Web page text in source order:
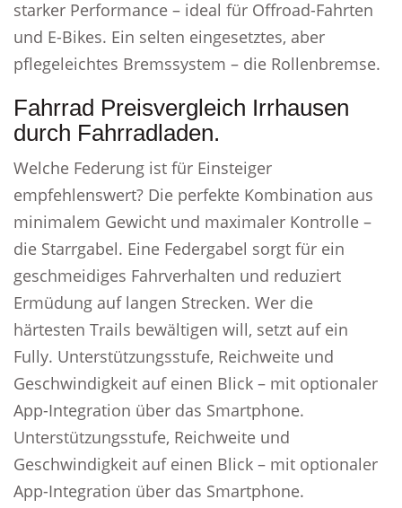
starker Performance – ideal für Offroad-Fahrten
und E-Bikes. Ein selten eingesetztes, aber
pflegeleichtes Bremssystem – die Rollenbremse.
Fahrrad Preisvergleich Irrhausen
durch Fahrradladen.
Welche Federung ist für Einsteiger
empfehlenswert? Die perfekte Kombination aus
minimalem Gewicht und maximaler Kontrolle –
die Starrgabel. Eine Federgabel sorgt für ein
geschmeidiges Fahrverhalten und reduziert
Ermüdung auf langen Strecken. Wer die
härtesten Trails bewältigen will, setzt auf ein
Fully. Unterstützungsstufe, Reichweite und
Geschwindigkeit auf einen Blick – mit optionaler
App-Integration über das Smartphone.
Unterstützungsstufe, Reichweite und
Geschwindigkeit auf einen Blick – mit optionaler
App-Integration über das Smartphone.